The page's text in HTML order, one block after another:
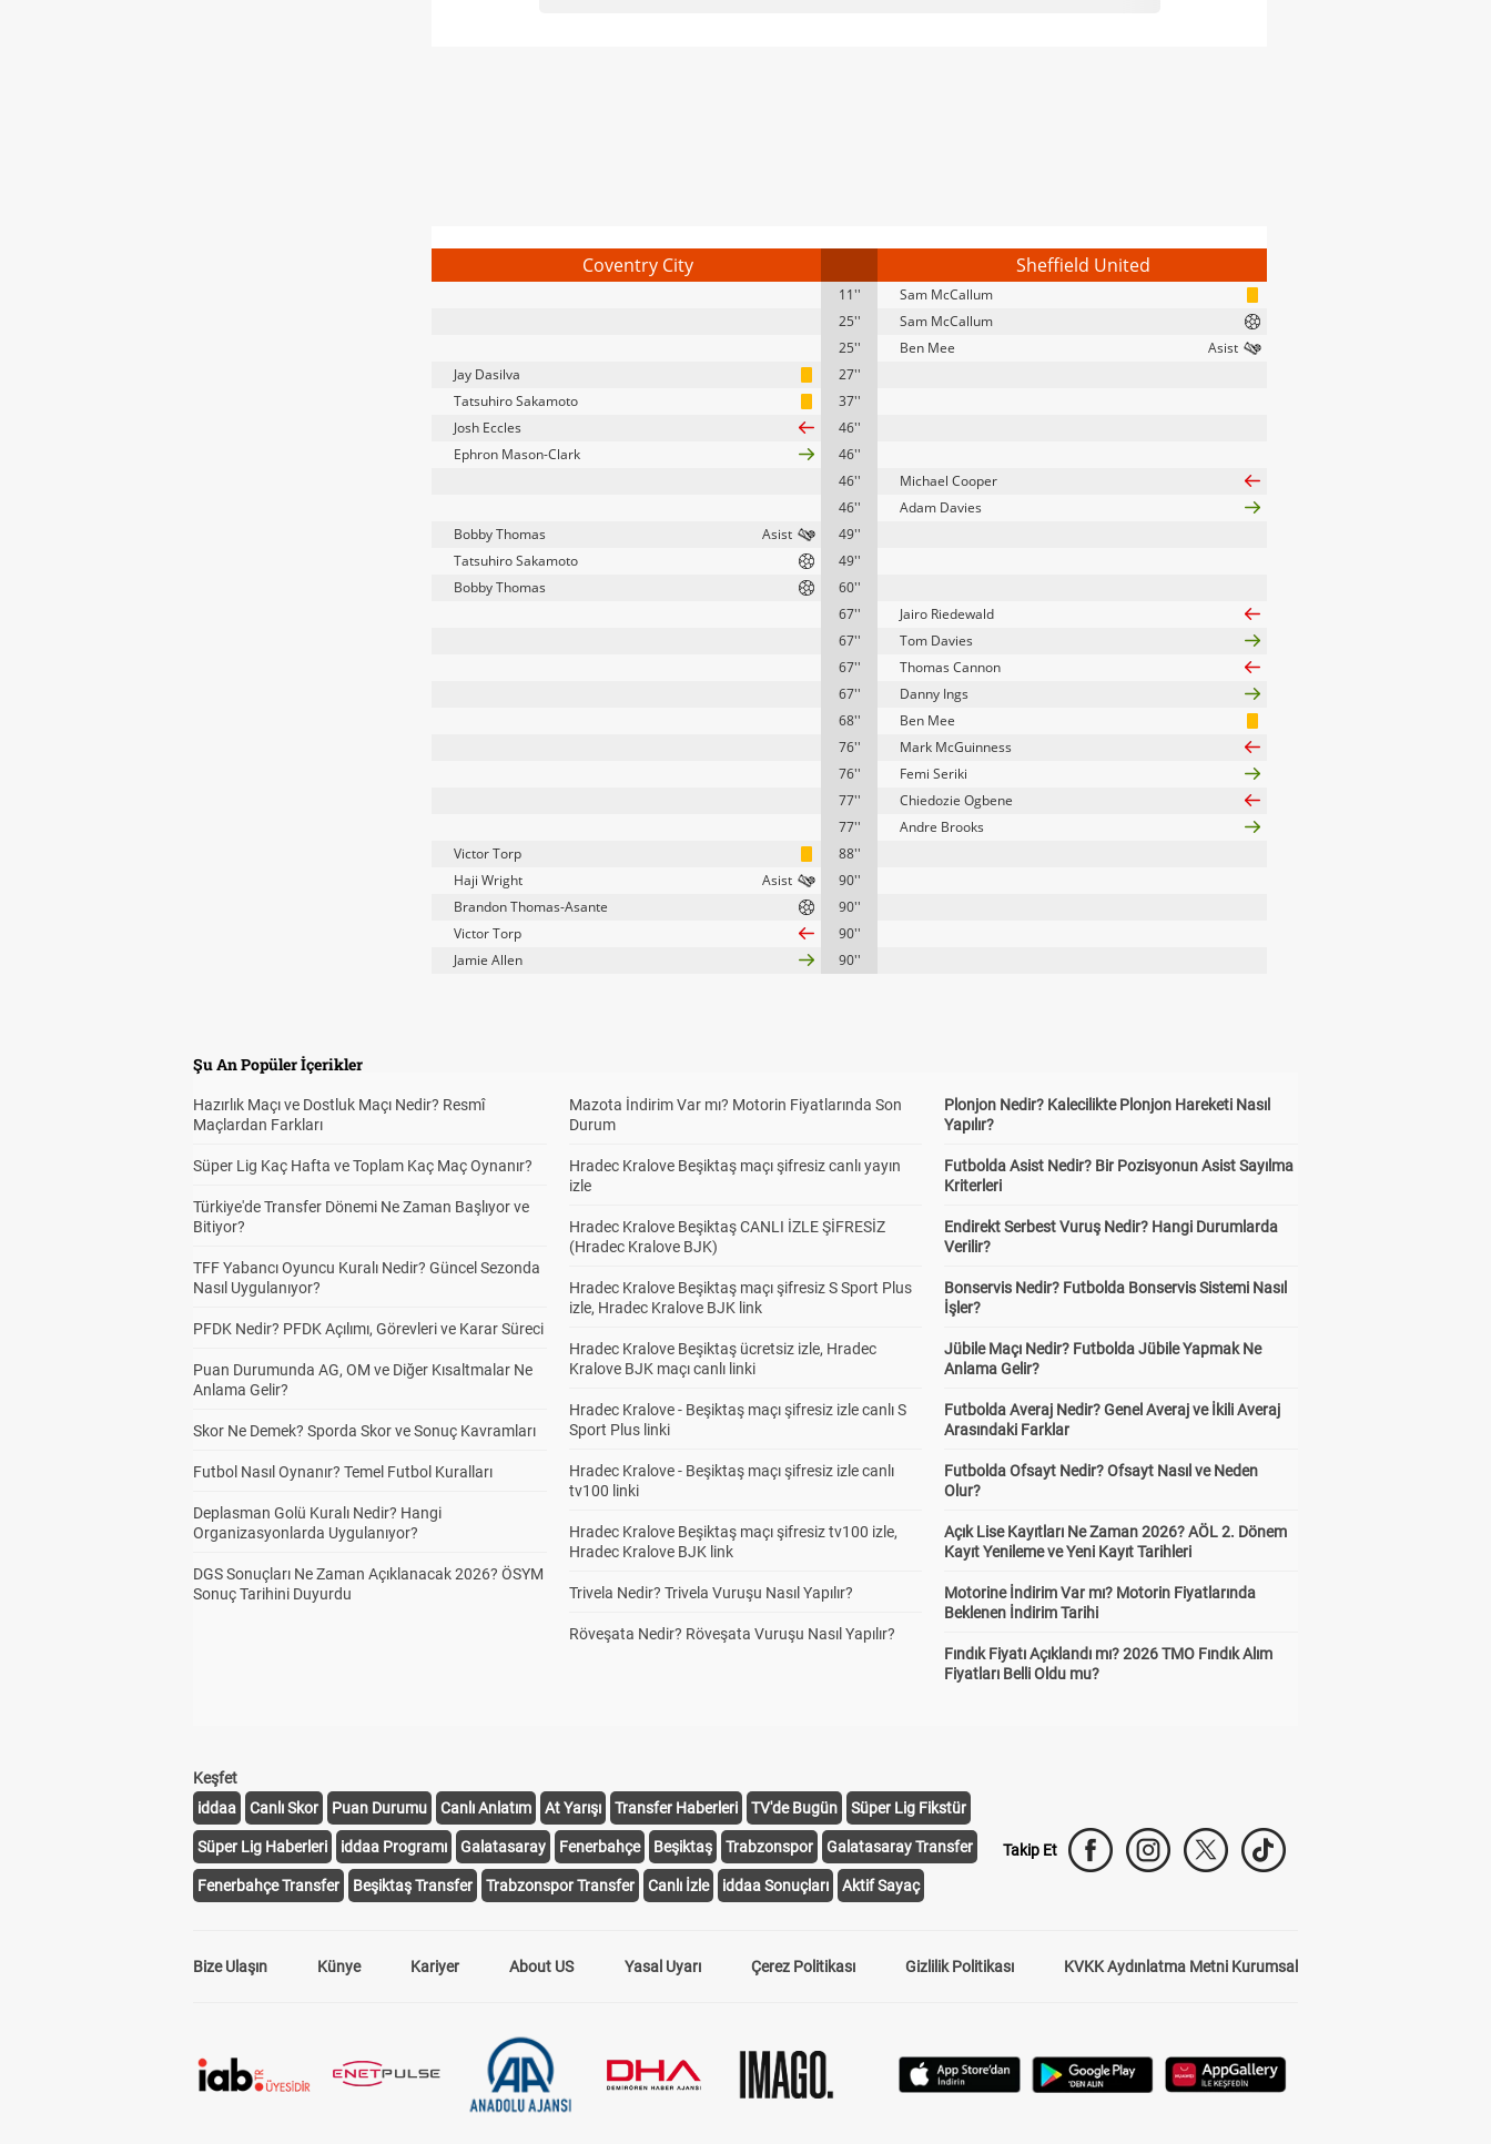
Coventry City Sheffield United
11''
Sam McCallum
25''
Sam McCallum
25''
Ben Mee
Jay Dasilva
27''
Tatsuhiro Sakamoto
37''
Josh Eccles
46''
Ephron Mason-Clark
46''
46''
Michael Cooper
46''
Adam Davies
Bobby Thomas
49''
Tatsuhiro Sakamoto
49''
Bobby Thomas
60''
67''
Jairo Riedewald
67''
Tom Davies
67''
Thomas Cannon
67''
Danny Ings
68''
Ben Mee
76''
Mark McGuinness
76''
Femi Seriki
77''
Chiedozie Ogbene
77''
Andre Brooks
Victor Torp
88''
Haji Wright
90''
Brandon Thomas-Asante
90''
Victor Torp
90''
Jamie Allen
90''
Şu An Popüler İçerikler
Hazırlık Maçı ve Dostluk Maçı Nedir? Resmî
Maçlardan Farkları
Süper Lig Kaç Hafta ve Toplam Kaç Maç Oynanır?
Türkiye'de Transfer Dönemi Ne Zaman Başlıyor ve
Bitiyor?
TFF Yabancı Oyuncu Kuralı Nedir? Güncel Sezonda
Nasıl Uygulanıyor?
PFDK Nedir? PFDK Açılımı, Görevleri ve Karar Süreci
Puan Durumunda AG, OM ve Diğer Kısaltmalar Ne
Anlama Gelir?
Skor Ne Demek? Sporda Skor ve Sonuç Kavramları
Futbol Nasıl Oynanır? Temel Futbol Kuralları
Deplasman Golü Kuralı Nedir? Hangi
Organizasyonlarda Uygulanıyor?
DGS Sonuçları Ne Zaman Açıklanacak 2026? ÖSYM
Sonuç Tarihini Duyurdu
Mazota İndirim Var mı? Motorin Fiyatlarında Son
Durum
Hradec Kralove Beşiktaş maçı şifresiz canlı yayın
izle
Hradec Kralove Beşiktaş CANLI İZLE ŞİFRESİZ
(Hradec Kralove BJK)
Hradec Kralove Beşiktaş maçı şifresiz S Sport Plus
izle, Hradec Kralove BJK link
Hradec Kralove Beşiktaş ücretsiz izle, Hradec
Kralove BJK maçı canlı linki
Hradec Kralove - Beşiktaş maçı şifresiz izle canlı S
Sport Plus linki
Hradec Kralove - Beşiktaş maçı şifresiz izle canlı
tv100 linki
Hradec Kralove Beşiktaş maçı şifresiz tv100 izle,
Hradec Kralove BJK link
Trivela Nedir? Trivela Vuruşu Nasıl Yapılır?
Röveşata Nedir? Röveşata Vuruşu Nasıl Yapılır?
Plonjon Nedir? Kalecilikte Plonjon Hareketi Nasıl
Yapılır?
Futbolda Asist Nedir? Bir Pozisyonun Asist Sayılma
Kriterleri
Endirekt Serbest Vuruş Nedir? Hangi Durumlarda
Verilir?
Bonservis Nedir? Futbolda Bonservis Sistemi Nasıl
İşler?
Jübile Maçı Nedir? Futbolda Jübile Yapmak Ne
Anlama Gelir?
Futbolda Averaj Nedir? Genel Averaj ve İkili Averaj
Arasındaki Farklar
Futbolda Ofsayt Nedir? Ofsayt Nasıl ve Neden
Olur?
Açık Lise Kayıtları Ne Zaman 2026? AÖL 2. Dönem
Kayıt Yenileme ve Yeni Kayıt Tarihleri
Motorine İndirim Var mı? Motorin Fiyatlarında
Beklenen İndirim Tarihi
Fındık Fiyatı Açıklandı mı? 2026 TMO Fındık Alım
Fiyatları Belli Oldu mu?
Keşfet
iddaa
Canlı Skor Puan Durumu Canlı Anlatım At Yarışı Transfer Haberleri TV'de Bugün Süper Lig Fikstür
Süper Lig Haberleri iddaa Programı Galatasaray Fenerbahçe Beşiktaş Trabzonspor Galatasaray Transfer
Fenerbahçe Transfer Beşiktaş Transfer Trabzonspor Transfer Canlı İzle iddaa Sonuçları Aktif Sayaç
Takip Et
Bize Ulaşın Künye Kariyer About US Yasal Uyarı Çerez Politikası Gizlilik Politikası KVKK Aydınlatma Metni Kurumsal